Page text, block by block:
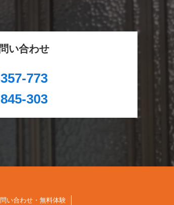
い合わせ
773
303
い合わせ・無料体験